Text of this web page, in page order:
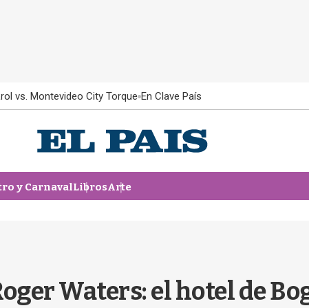
vs. Montevideo City Torque En Clave País
y CarnavalLibrosArte
Waters: el hotel de